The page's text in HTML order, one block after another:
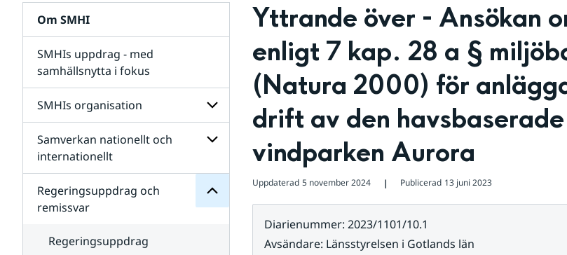
Om SMHI
SMHIs uppdrag - med
samhällsnytta i fokus
SMHIs organisation
Undersidor
organisation
Samverkan nationellt och
internationellt
Undersidor
för
Samverkan
internationellt
Regeringsuppdrag och
remissvar
för
Regeringsuppdrag
remissvar
Regeringsuppdrag
Yttrande över - Ansökan
enligt 7 kap. 28 a §
(Natura 2000) för
drift av den havsbaserade
vindparken Aurora
Uppdaterad 5 november 2024 ❘ Publicerad 13 juni 2023
Diarienummer: 2023/1101/10.1
Avsändare: Länsstyrelsen i Gotlands län